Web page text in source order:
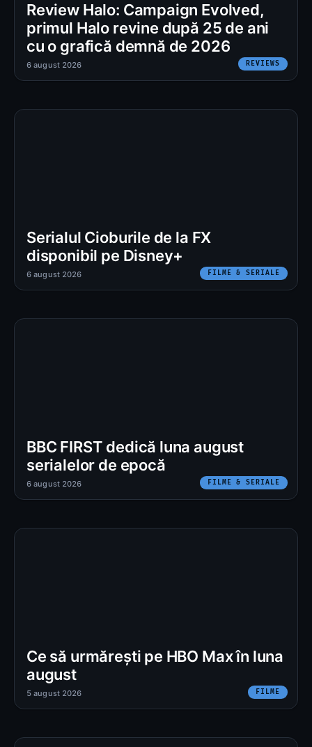
Review Halo: Campaign Evolved,
primul Halo revine după 25 de ani
cu o grafică demnă de 2026
REVIEWS
6 august 2026
Serialul Cioburile de la FX
disponibil pe Disney+
FILME & SERIALE
6 august 2026
BBC FIRST dedică luna august
serialelor de epocă
FILME & SERIALE
6 august 2026
Ce să urmărești pe HBO Max în luna
august
FILME
5 august 2026